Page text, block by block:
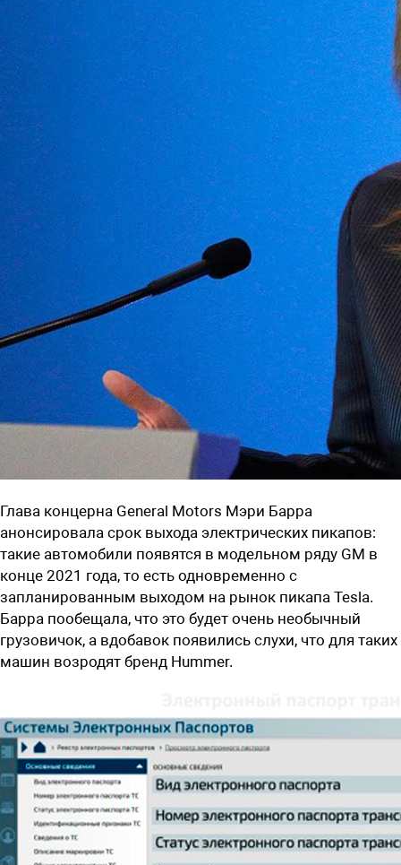
Глава концерна General Motors Мэри Барра
анонсировала срок выхода электрических пикапов:
такие автомобили появятся в модельном ряду GM в
конце 2021 года, то есть одновременно с
запланированным выходом на рынок пикапа Tesla.
Барра пообещала, что это будет очень необычный
грузовичок, а вдобавок появились слухи, что для таких
машин возродят бренд Hummer.